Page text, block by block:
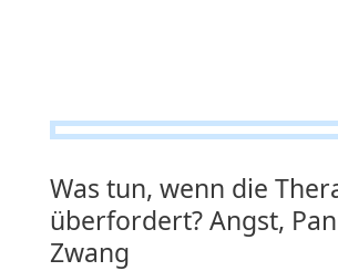
Was tun, wenn die
überfordert? Angst,
Zwang